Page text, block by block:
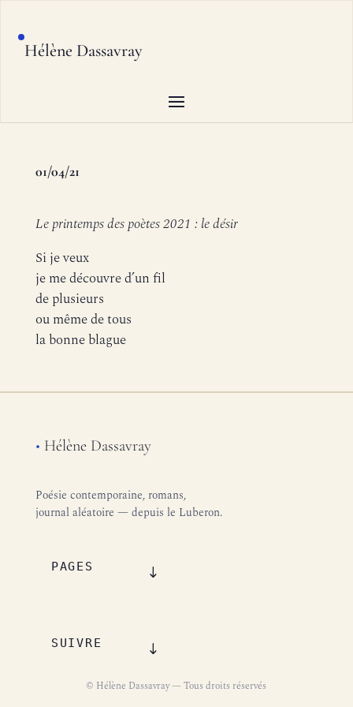
Hélène Dassavray
01/04/21
Le printemps des poètes 2021 : le désir
Si je veux
je me découvre d’un fil
de plusieurs
ou même de tous
la bonne blague
• Hélène Dassavray
Poésie contemporaine, romans,
journal aléatoire — depuis le Luberon.
PAGES
SUIVRE
© Hélène Dassavray — Tous droits réservés